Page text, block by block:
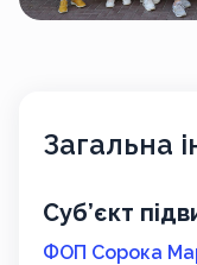
Загальна
Суб’єкт
ФОП Сорока